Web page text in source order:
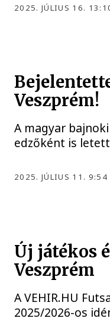
2025. JÚLIUS 16.
Veszprém!
A magyar
edzőként is
2025. JÚLIUS 11. 9:54
Új játékos
Veszprém
A VEHIR.HU
2025/2026-os